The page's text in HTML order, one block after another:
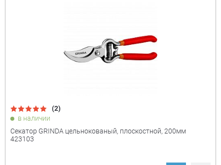
(2)
в наличии
Секатор GRINDA цельнокованый, плоскостной, 200мм
423103